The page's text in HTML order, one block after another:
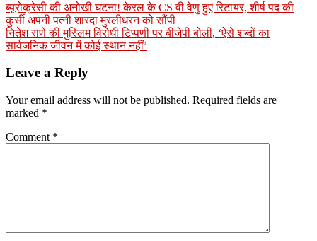
ब्यूरोक्रेसी की अनोखी घटना! केरल के CS वी वेणु हुए रिटायर, शीर्ष पद की
कुर्सी अपनी पत्नी शारदा मुरलीधरन को सौंपी
नितेश राणे की मुस्लिम विरोधी टिप्पणी पर बीजेपी बोली, ‘ऐसे शब्दों का
सार्वजनिक जीवन में कोई स्थान नहीं’
Leave a Reply
Your email address will not be published. Required fields are
marked *
Comment *